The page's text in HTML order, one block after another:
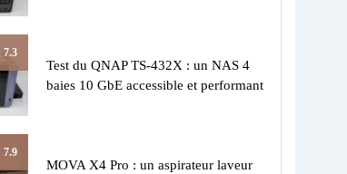
7.3
Test du QNAP TS-432X : un NAS 4
baies 10 GbE accessible et performant
7.9
MOVA X4 Pro : un aspirateur laveur